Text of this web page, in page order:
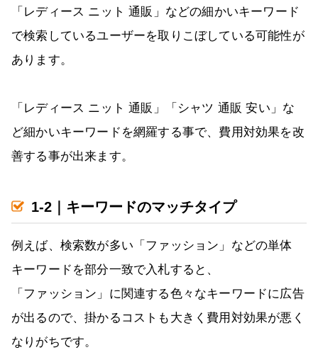
「レディース ニット 通販」などの細かいキーワード
で検索しているユーザーを取りこぼしている可能性が
あります。
「レディース ニット 通販」「シャツ 通販 安い」な
ど細かいキーワードを網羅する事で、費用対効果を改
善する事が出来ます。
1-2｜キーワードのマッチタイプ
例えば、検索数が多い「ファッション」などの単体
キーワードを部分一致で入札すると、
「ファッション」に関連する色々なキーワードに広告
が出るので、掛かるコストも大きく費用対効果が悪く
なりがちです。